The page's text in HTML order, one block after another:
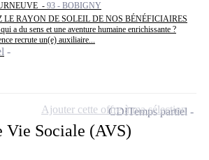
- 93 - BOBIGNY
LE RAYON DE SOLEIL DE NOS BÉNÉFICIAIRES
a du sens et une aventure humaine enrichissante ?
recrute un(e) auxiliaire...
Sociale (AVS)
CDITemps partiel
Ajouter cette offre à ma sélection